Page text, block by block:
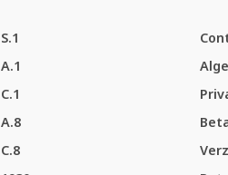
S.1
A.1
C.1
A.8
C.8